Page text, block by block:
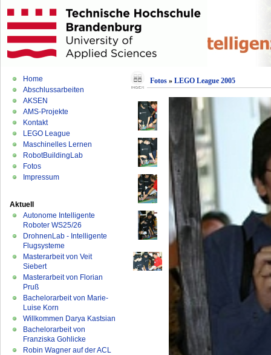
Home
Abschlussarbeiten
AKSEN
AMS-Projekte
Kontakt
LEGO League
Maschinelles Lernen
RobotBuildingLab
Fotos
Impressum
Aktuell
Autonome Intelligente
Roboter WS25/26
DrohnenLab - Intelligente
Flugsysteme
Masterarbeit von Veit
Siebert
Masterarbeit von Florian
Pruß
Bachelorarbeit von Marie-
Luise Korn
Willkommen Darya Kastsian
Bachelorarbeit von
Franziska Gohlicke
Robin Wagner auf der ACL
Fotos» LEGO League 2005